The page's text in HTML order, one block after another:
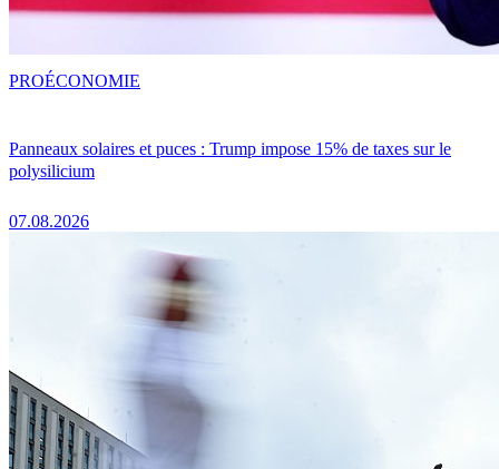
Panneaux solaires et puces : Trump impose 15% de taxes sur le
polysilicium
07.08.2026
PROÉCONOMIE